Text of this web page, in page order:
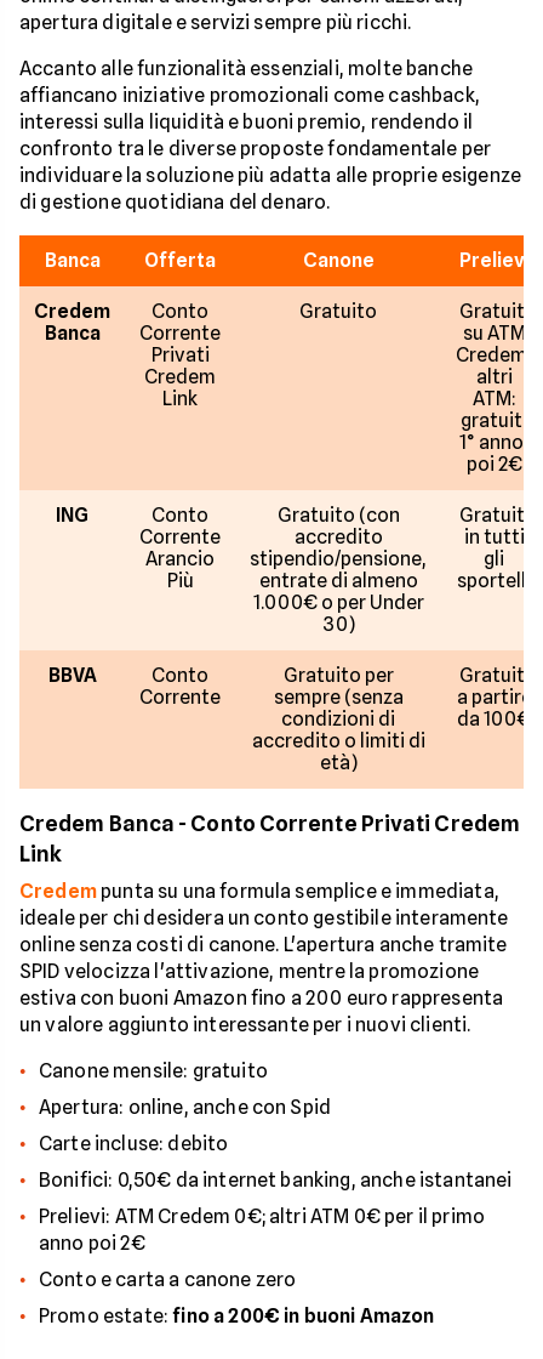
apertura digitale e servizi sempre più ricchi.
Accanto alle funzionalità essenziali, molte banche
affiancano iniziative promozionali come cashback,
interessi sulla liquidità e buoni premio, rendendo il
confronto tra le diverse proposte fondamentale per
individuare la soluzione più adatta alle proprie esigenze
di gestione quotidiana del denaro.
Banca Offerta Canone Prelievi
Credem
Banca
Conto
Corrente
Privati
Credem
Link
Gratuito
Gratuiti
su ATM
Credem,
altri
ATM:
gratuiti
1° anno,
poi 2€
ING
Conto
Corrente
Arancio
Più
Gratuito (con
accredito
stipendio/pensione,
entrate di almeno
1.000€ o per Under
30)
Gratuiti
in tutti
gli
sportelli
BBVA
Conto
Corrente
Gratuito per
sempre (senza
condizioni di
accredito o limiti di
età)
Gratuiti
a partire
da 100€
Credem Banca - Conto Corrente Privati Credem
Link
Credempunta su una formula semplice e immediata,
ideale per chi desidera un conto gestibile interamente
online senza costi di canone. L'apertura anche tramite
SPID velocizza l'attivazione, mentre la promozione
estiva con buoni Amazon fino a 200 euro rappresenta
un valore aggiunto interessante per i nuovi clienti.
Canone mensile: gratuito
Apertura: online, anche con Spid
Carte incluse: debito
Bonifici: 0,50€ da internet banking, anche istantanei
Prelievi: ATM Credem 0€; altri ATM 0€ per il primo
anno poi 2€
Conto e carta a canone zero
Promo estate:fino a 200€ in buoni Amazon